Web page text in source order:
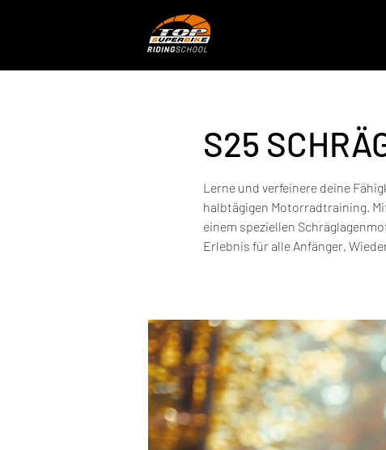
S25
Lerne und verfeinere deine
halbtägigen Motorradtraining.
einem speziellen
Erlebnis für alle Anfänger,